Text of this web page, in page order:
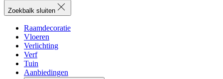
Zoekbalk sluiten
Raamdecoratie
Vloeren
Verlichting
Verf
Tuin
Aanbiedingen